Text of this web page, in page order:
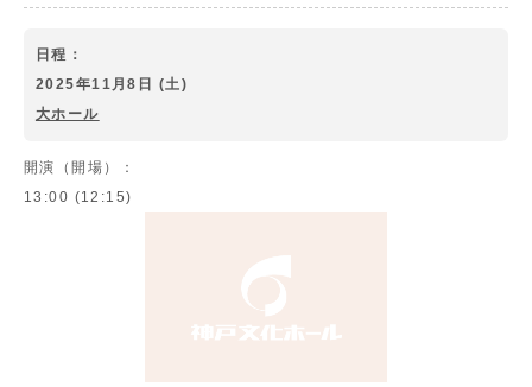
日程：
2025年11月8日 (土)
大ホール
開演（開場）：
13:00 (12:15)